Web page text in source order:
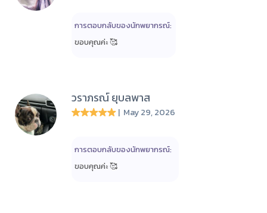
การตอบกลับของนักพยากรณ์:
ขอบคุณค่ะ 🥰
วราภรณ์ ยุบลพาส
| May 29, 2026
การตอบกลับของนักพยากรณ์:
ขอบคุณค่ะ 🥰